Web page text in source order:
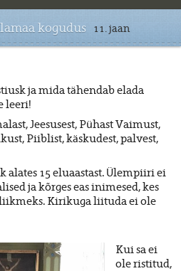
kogudus 11. jaan
ja mida tähendab elada
leeri!
Jeesusest, Pühast Vaimust,
Piiblist, käskudest, palvest,
15 eluaastast. Ülempiiri ei
ja kõrges eas inimesed, kes
Kirikuga liituda ei ole
Kui sa ei
ole ristitud,